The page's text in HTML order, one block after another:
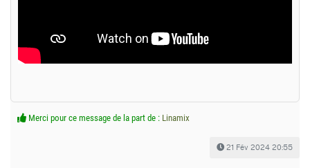
Merci pour ce message de la part de : Linamix
21 Fév 2024 20:55